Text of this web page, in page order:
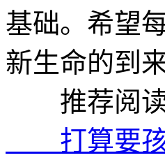
基础。希望
新生命的到来
推荐阅读
打算要孩